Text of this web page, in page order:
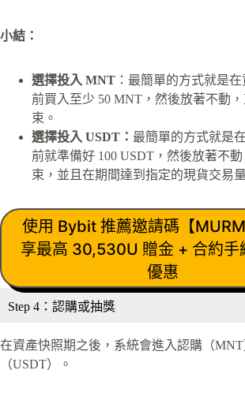
小結：
選擇投入 MNT ：最簡單的方式就是
前買入至少 50 MNT，然後放著不動
束。
選擇投入 USDT： 最簡單的方式就是
前就準備好 100 USDT，然後放著不
束，並且在期間達到指定的現貨交易
使用 Bybit 推薦邀請碼【
享最高 30,530U 贈金 + 合約手
優惠
Step 4：認購或抽獎
在資產快照期之後，系統會進入認購（
（USDT）。